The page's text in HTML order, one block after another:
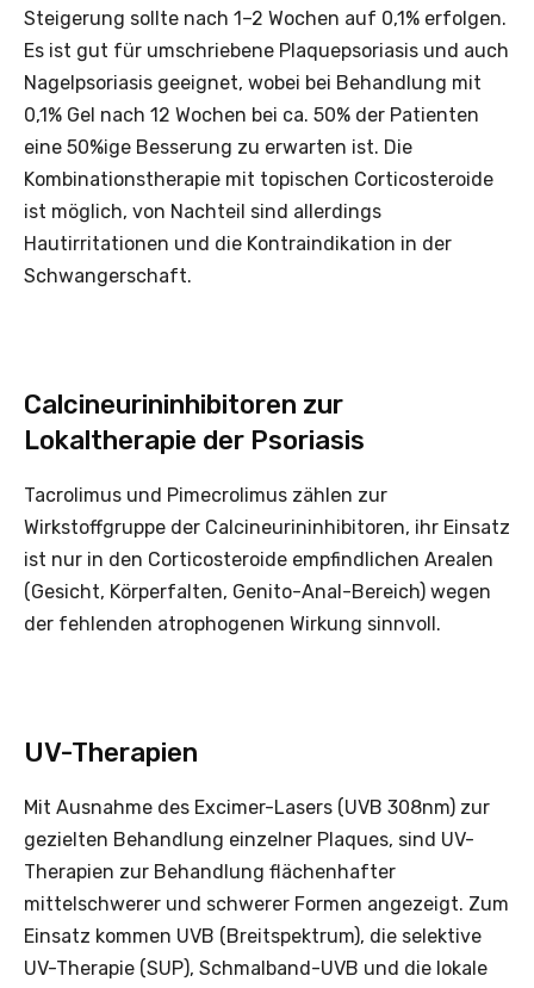
Steigerung sollte nach 1–2 Wochen auf 0,1% erfolgen.
Es ist gut für umschriebene Plaquepsoriasis und auch
Nagelpsoriasis geeignet, wobei bei Behandlung mit
0,1% Gel nach 12 Wochen bei ca. 50% der Patienten
eine 50%ige Besserung zu erwarten ist. Die
Kombinationstherapie mit topischen Corticosteroide
ist möglich, von Nachteil sind allerdings
Hautirritationen und die Kontraindikation in der
Schwangerschaft.
Calcineurin­inhibitoren zur
Lokaltherapie der Psoriasis
Tacrolimus und Pimecrolimus zählen zur
Wirkstoffgruppe der Calcineurin­inhibitoren, ihr Einsatz
ist nur in den Corticoste­roide empfindlichen Arealen
(Gesicht, Körperfalten, Genito-Anal-Bereich) wegen
der fehlenden atrophogenen Wirkung sinnvoll.
UV-Therapien
Mit Ausnahme des Excimer-Lasers (UVB 308nm) zur
gezielten Behandlung einzelner Plaques, sind UV-
Therapien zur Behandlung flächenhafter
mittelschwerer und schwerer Formen angezeigt. Zum
Einsatz kommen UVB (Breitspektrum), die selektive
UV-Therapie (SUP), Schmalband-UVB und die lokale